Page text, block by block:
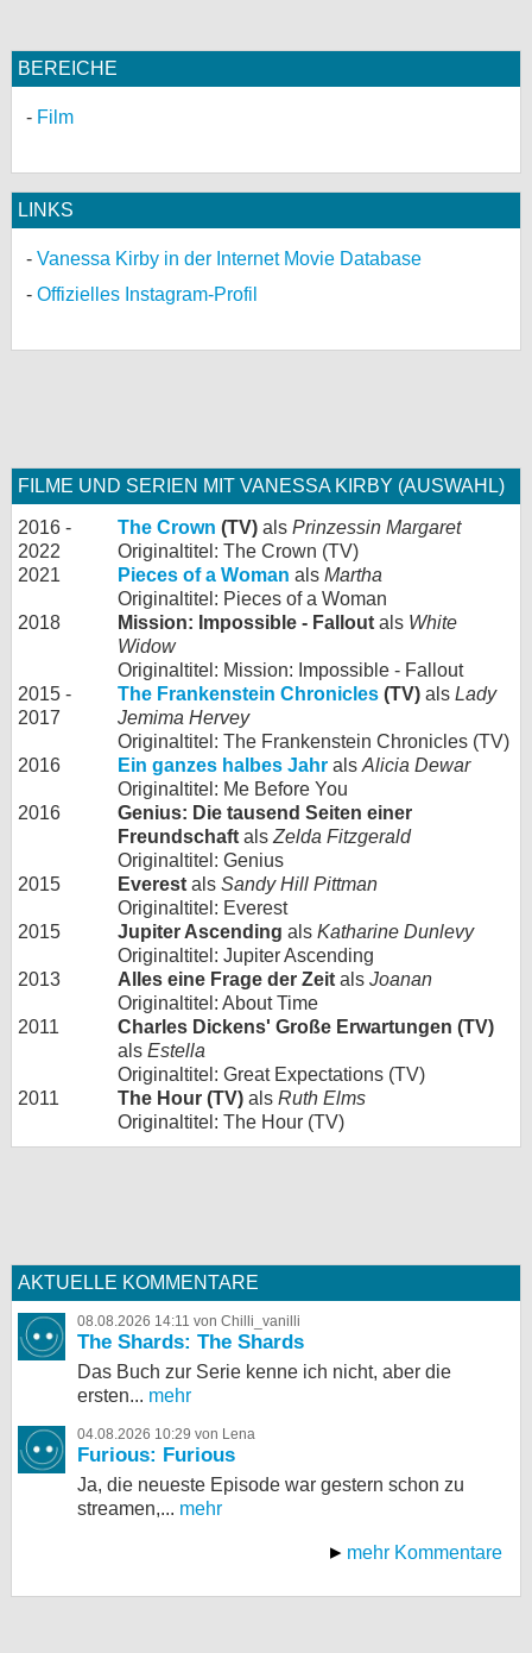
BEREICHE
Film
LINKS
Vanessa Kirby in der Internet Movie Database
Offizielles Instagram-Profil
FILME UND SERIEN MIT VANESSA KIRBY (AUSWAHL)
2016 -
2022
The Crown (TV) als Prinzessin Margaret
Originaltitel: The Crown (TV)
2021
Pieces of a Woman als Martha
Originaltitel: Pieces of a Woman
2018
Mission: Impossible - Fallout als White
Widow
Originaltitel: Mission: Impossible - Fallout
2015 -
2017
The Frankenstein Chronicles (TV) als Lady
Jemima Hervey
Originaltitel: The Frankenstein Chronicles (TV)
2016
Ein ganzes halbes Jahr als Alicia Dewar
Originaltitel: Me Before You
2016
Genius: Die tausend Seiten einer
Freundschaft als Zelda Fitzgerald
Originaltitel: Genius
2015
Everest als Sandy Hill Pittman
Originaltitel: Everest
2015
Jupiter Ascending als Katharine Dunlevy
Originaltitel: Jupiter Ascending
2013
Alles eine Frage der Zeit als Joanan
Originaltitel: About Time
2011
Charles Dickens' Große Erwartungen (TV)
als Estella
Originaltitel: Great Expectations (TV)
2011
The Hour (TV) als Ruth Elms
Originaltitel: The Hour (TV)
AKTUELLE KOMMENTARE
08.08.2026 14:11 von Chilli_vanilli
The Shards: The Shards
Das Buch zur Serie kenne ich nicht, aber die
ersten... mehr
04.08.2026 10:29 von Lena
Furious: Furious
Ja, die neueste Episode war gestern schon zu
streamen,... mehr
mehr Kommentare